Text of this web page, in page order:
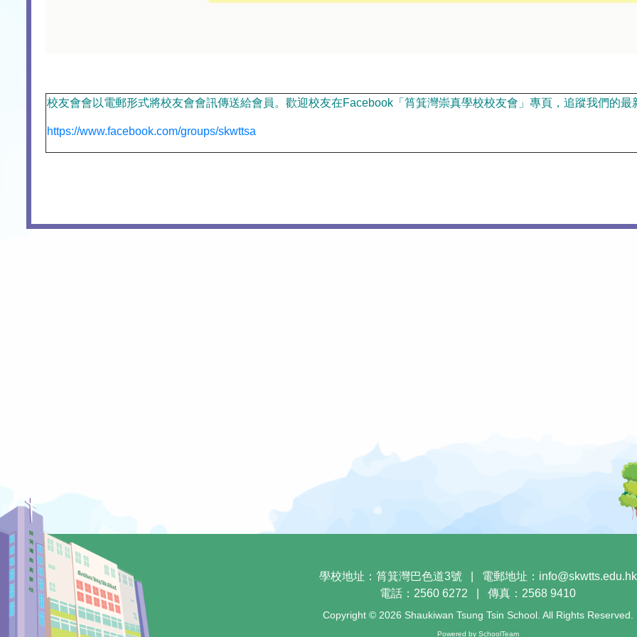
校友會會以電郵形式將校友會會訊傳送給會員。歡迎校友在Facebook「筲箕灣崇真學校校友會」專頁，追蹤我們的最
https://www.facebook.com/groups/skwttsa
學校地址：筲箕灣巴色道3號 電郵地址： info@skwtts.edu.hk
電話：2560 6272
傳真：2568 9410
Copyright © 2026 Shaukiwan Tsung Tsin School. All Rights Reserved.
Powered by SchoolTeam